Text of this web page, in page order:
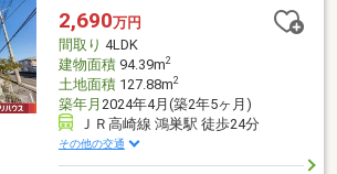
ウソやおとり広告は一切使いません。(デー
す。）5.お客様の個人情報は細心の注意を
。
2,690万円
間取り 4LDK
建物面積94.39m2
土地面積127.88m2
築年月 2024年4月(築2年5ヶ月)
ＪＲ高崎線 鴻巣駅 徒歩24分
その他の交通